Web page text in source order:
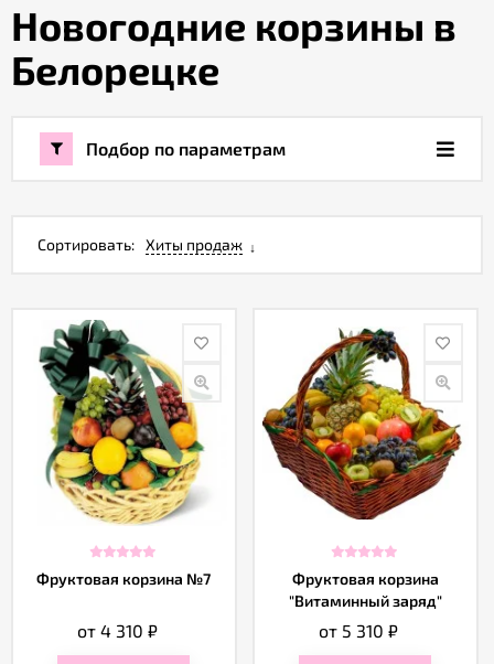
Гарантии
Публичная
оферта
Политика
конфиденциальности
Новогодние корзины в
Белорецке
Подбор по параметрам
Сортировать: Хиты продаж
Фруктовая корзина №7
от 4 310 ₽
Фруктовая корзина
"Витаминный заряд"
от 5 310₽